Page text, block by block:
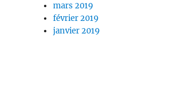
mars 2019
février 2019
janvier 2019